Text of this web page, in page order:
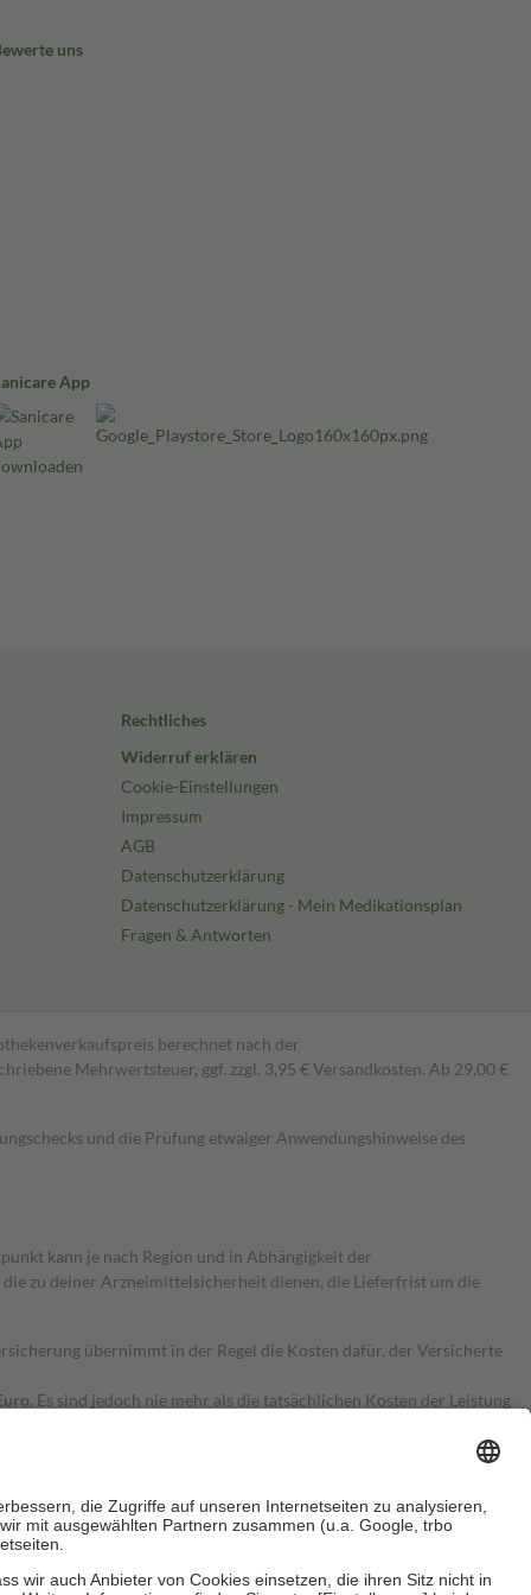
uns
App
Rechtliches
Widerruf erklären
Cookie-Einstellungen
Impressum
AGB
Datenschutzerklärung
Datenschutzerklärung - Mein Medikationsplan
Fragen & Antworten
berechnet nach der
Mehrwertsteuer, ggf. zzgl. 3,95 € Versandkosten. Ab 29,00 €
und die Prüfung etwaiger Anwendungshinweise des
kann je nach Region und in Abhängigkeit der
zu deiner Arzneimittelsicherheit dienen, die Lieferfrist um die
übernimmt in der Regel die Kosten dafür, der Versicherte
Es sind jedoch nie mehr als die tatsächlichen Kosten der Leistung
Zuzahlungen an bei: